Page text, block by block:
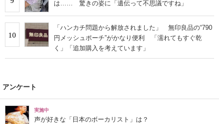
は…… 驚きの姿に「遺伝って不思議ですね」
10
「ハンカチ問題から解放されました」 無印良品の“790
円メッシュポーチ”がかなり便利 「濡れてもすぐ乾
く」「追加購入を考えています」
アンケート
実施中
声が好きな「日本のボーカリスト」は？